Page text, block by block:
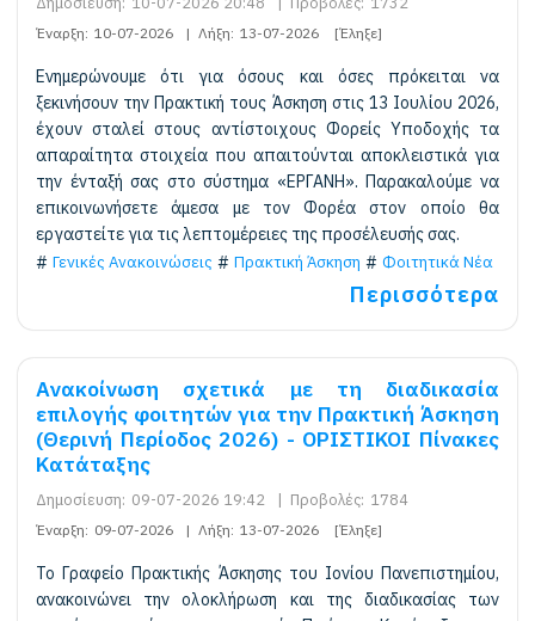
Έναρξη: 10-07-2026 | Λήξη: 13-07-2026 [Έληξε]
Ενημερώνουμε ότι για όσους και όσες πρόκειται να
ξεκινήσουν την Πρακτική τους Άσκηση στις 13 Ιουλίου 2026,
έχουν σταλεί στους αντίστοιχους Φορείς Υποδοχής τα
απαραίτητα στοιχεία που απαιτούνται αποκλειστικά για
την ένταξή σας στο σύστημα «ΕΡΓΑΝΗ». Παρακαλούμε να
επικοινωνήσετε άμεσα με τον Φορέα στον οποίο θα
εργαστείτε για τις λεπτομέρειες της προσέλευσής σας.
Γενικές Ανακοινώσεις
Πρακτική Άσκηση Φοιτητικά Νέα
Περισσότερα
Ανακοίνωση σχετικά με τη διαδικασία
επιλογής φοιτητών για την Πρακτική Άσκηση
(Θερινή Περίοδος 2026) - ΟΡΙΣΤΙΚΟΙ Πίνακες
Κατάταξης
Δημοσίευση: 09-07-2026 19:42 | Προβολές: 1784
Έναρξη: 09-07-2026 | Λήξη: 13-07-2026 [Έληξε]
Το Γραφείο Πρακτικής Άσκησης του Ιονίου Πανεπιστημίου,
ανακοινώνει την ολοκλήρωση και της διαδικασίας των